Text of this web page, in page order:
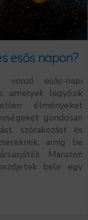
esős napon?
esős-napi
amelyek legyőzik
élményeket
gondosan
szórakozást és
amíg be
Maraton
bele egy